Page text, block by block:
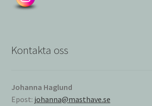
Kontakta oss
Johanna Haglund
Epost: johanna@masthave.se